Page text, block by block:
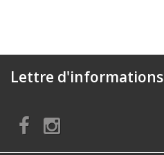
Lettre d'informations